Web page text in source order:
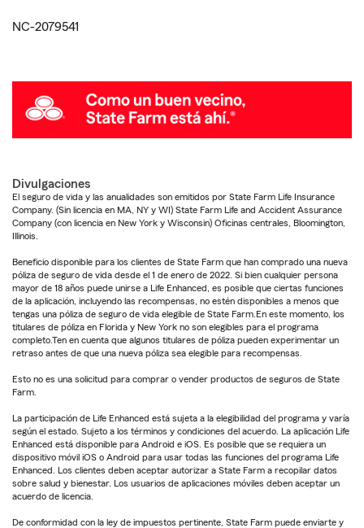
NC-2079541
Divulgaciones
El seguro de vida y las anualidades son emitidos por State Farm Life Insurance
Company. (Sin licencia en MA, NY y WI) State Farm Life and Accident Assurance
Company (con licencia en New York y Wisconsin) Oficinas centrales, Bloomington,
Illinois.
Beneficio disponible para los clientes de State Farm que han comprado una nueva
póliza de seguro de vida desde el 1 de enero de 2022. Si bien cualquier persona
mayor de 18 años puede unirse a Life Enhanced, es posible que ciertas funciones
de la aplicación, incluyendo las recompensas, no estén disponibles a menos que
tengas una póliza de seguro de vida elegible de State Farm.En este momento, los
titulares de póliza en Florida y New York no son elegibles para el programa
completo.Ten en cuenta que algunos titulares de póliza pueden experimentar un
retraso antes de que una nueva póliza sea elegible para recompensas.
Esto no es una solicitud para comprar o vender productos de seguros de State
Farm.
La participación de Life Enhanced está sujeta a la elegibilidad del programa y varía
según el estado. Sujeto a los términos y condiciones del acuerdo. La aplicación Life
Enhanced está disponible para Android e iOS. Es posible que se requiera un
dispositivo móvil iOS o Android para usar todas las funciones del programa Life
Enhanced. Los clientes deben aceptar autorizar a State Farm a recopilar datos
sobre salud y bienestar. Los usuarios de aplicaciones móviles deben aceptar un
acuerdo de licencia.
De conformidad con la ley de impuestos pertinente, State Farm puede enviarte y